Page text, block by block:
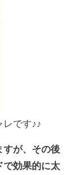
です♪♪
すが、その後
で効果的に太